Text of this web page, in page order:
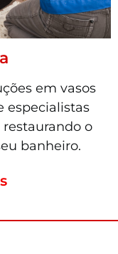
em vasos
especialistas
restaurando o
banheiro.